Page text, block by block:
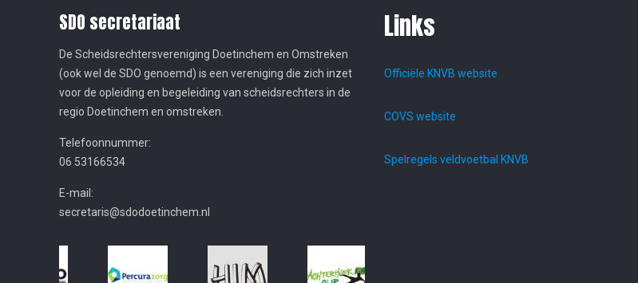
SDO secretariaat
De Scheidsrechtersvereniging Doetinchem en Omstreken
(ook wel de SDO genoemd) is een vereniging die zich inzet
voor de opleiding en begeleiding van scheidsrechters in de
regio Doetinchem en omstreken.
Telefoonnummer:
06 53166534
E-mail:
secretaris@sdodoetinchem.nl
Links
Officiële KNVB website
COVS website
Spelregels veldvoetbal KNVB